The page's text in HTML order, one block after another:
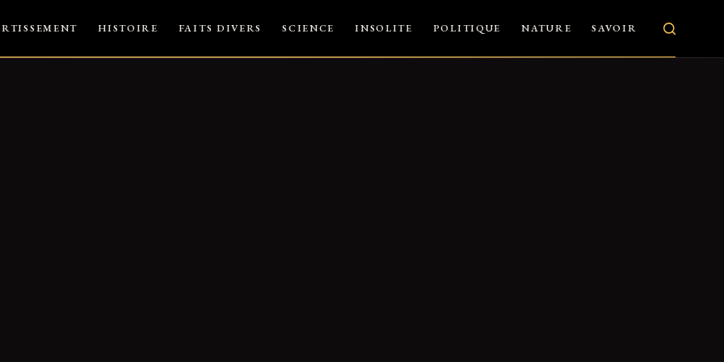
HISTOIRE FAITS DIVERS SCIENCE INSOLITE POLITIQUE NATURE SAVOIR